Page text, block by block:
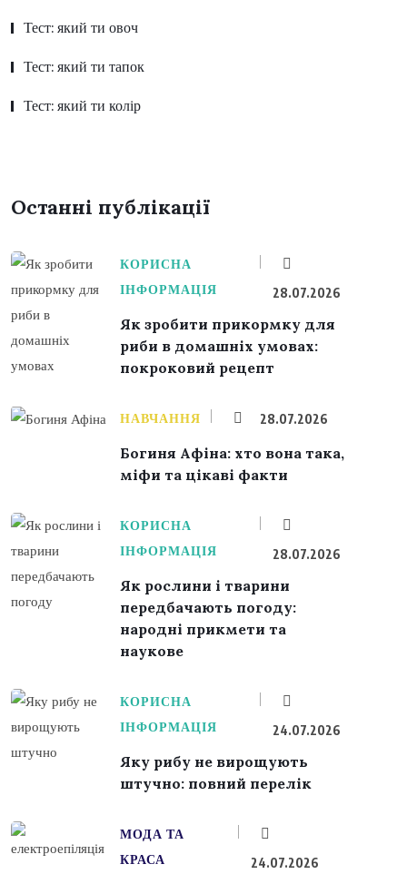
Тест: який ти овоч
Тест: який ти тапок
Тест: який ти колір
Останні публікації
КОРИСНА
ІНФОРМАЦІЯ
28.07.2026
Як зробити прикормку для
риби в домашніх умовах:
покроковий рецепт
НАВЧАННЯ 28.07.2026
Богиня Афіна: хто вона така,
міфи та цікаві факти
КОРИСНА
ІНФОРМАЦІЯ
28.07.2026
Як рослини і тварини
передбачають погоду:
народні прикмети та
наукове
КОРИСНА
ІНФОРМАЦІЯ
24.07.2026
Яку рибу не вирощують
штучно: повний перелік
МОДА ТА
КРАСА
24.07.2026